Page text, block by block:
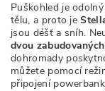
Puškohled je
tělu, a proto je
jsou déšť a sníh.
dvou
dohromady
můžete pomocí
připojení